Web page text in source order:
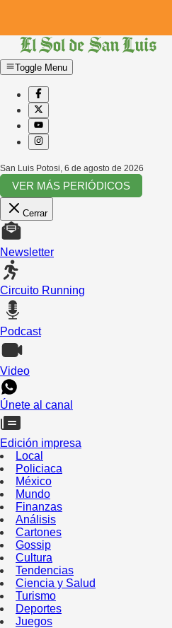
Toggle Menu
San Luis Potosi 6 de agosto de 2026
VER MÁS PERIÓDICOS
Cerrar
Newsletter
Circuito Running
Podcast
Video
Únete al canal
Edición impresa
Local
Policiaca
México
Mundo
Finanzas
Análisis
Cartones
Gossip
Cultura
Tendencias
Ciencia y Salud
Turismo
Deportes
Juegos